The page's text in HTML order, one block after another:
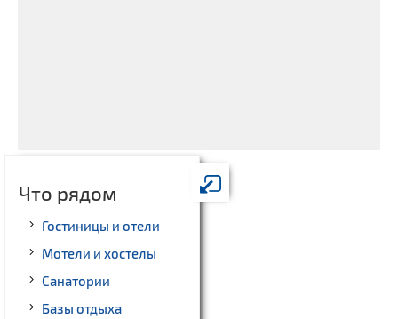
Что рядом
Гостиницы и отели
Мотели и хостелы
Санатории
Базы отдыха